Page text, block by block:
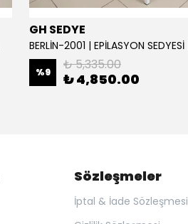
GH SEDYE
%9 ₺ 5,335.00
₺ 4,850.00
Sözleşmeler
İptal & İade Sözleşmesi